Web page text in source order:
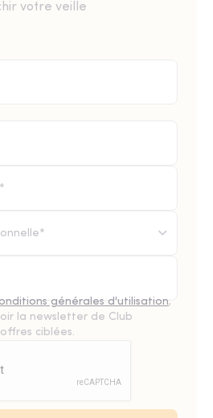
votre veille
générales d'utilisation,
la newsletter de Club
ciblées.